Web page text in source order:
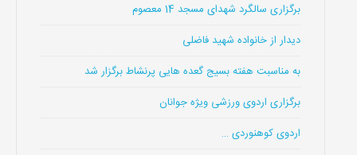
برگزاری سالگرد شهدای مسجد 14 معصوم
دیدار از خانواده شهید فاضلی
به مناسبت هفته بسیج گعده هایی پرنشاط برگزار شد
برگزاری اردوی ورزشی ویژه جوانان
اردوی کوهنوردی …